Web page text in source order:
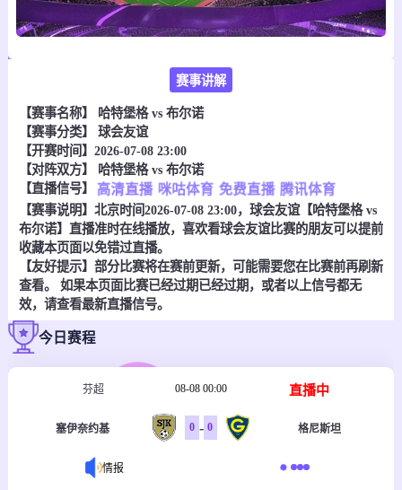
赛事讲解
【赛事名称】
哈特堡格 vs 布尔诺
【赛事分类】 球会友谊
【开赛时间】2026-07-08 23:00
【对阵双方】
哈特堡格 vs 布尔诺
【直播信号】
高清直播 咪咕体育 免费直播 腾讯体育
【赛事说明】北京时间2026-07-08 23:00，球会友谊【哈特堡格 vs
布尔诺】直播准时在线播放，喜欢看球会友谊比赛的朋友可以提前
收藏本页面以免错过直播。
【友好提示】部分比赛将在赛前更新，可能需要您在比赛前再刷新
查看。 如果本页面比赛已经过期已经过期，或者以上信号都无
效，请查看最新直播信号。
今日赛程
芬超 08-08 00:00 直播中
塞伊奈约基 0 - 0 格尼斯坦
情报